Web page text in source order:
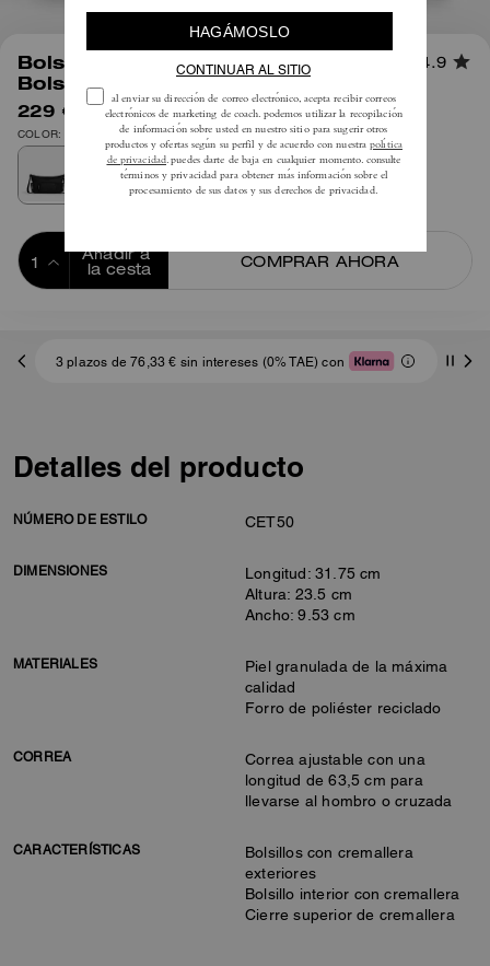
Bolso Bandolera Finn Con
Bolsillos
4.9
229 € 375 €
COLOR: Plata/Negro
Añadir a
la cesta
COMPRAR AHORA
3 plazos de 76,33 € sin intereses (0% TAE) con
Detalles del producto
NÚMERO DE ESTILO CET50
DIMENSIONES
Longitud: 31.75 cm
Altura: 23.5 cm
Ancho: 9.53 cm
MATERIALES
Piel granulada de la máxima
calidad
Forro de poliéster reciclado
CORREA
Correa ajustable con una
longitud de 63,5 cm para
llevarse al hombro o cruzada
CARACTERÍSTICAS
Bolsillos con cremallera
exteriores
Bolsillo interior con cremallera
Cierre superior de cremallera